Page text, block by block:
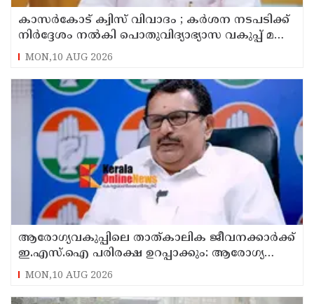
കാസർകോട് ക്വിസ് വിവാദം ; കർശന നടപടിക്ക്
നിർദ്ദേശം നൽകി പൊതുവിദ്യാഭ്യാസ വകുപ്പ് മന്ത്രി
എൻ ഷംസുദ്ദീൻ
MON,10 AUG 2026
ആരോഗ്യവകുപ്പിലെ താത്കാലിക ജീവനക്കാർക്ക്
ഇ.എസ്.ഐ പരിരക്ഷ ഉറപ്പാക്കും: ആരോഗ്യ
മന്ത്രി കെ. മുരളീധരൻ
MON,10 AUG 2026